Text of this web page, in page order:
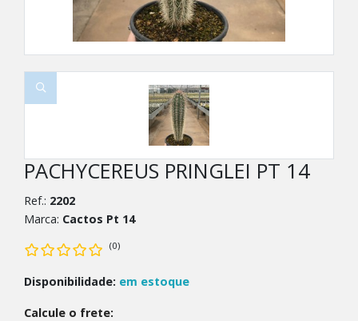
PACHYCEREUS PRINGLEI PT 14
Ref.: 2202
Marca: Cactos Pt 14
(0)
Disponibilidade: em estoque
Calcule o frete: